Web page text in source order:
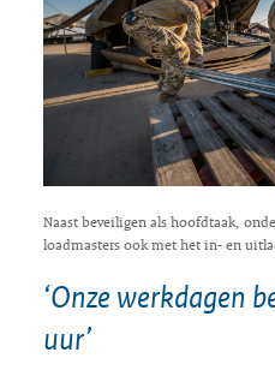
Naast beveiligen als hoofdtaak,
loadmasters ook met het in- en
‘Onze werkdagen
uur’